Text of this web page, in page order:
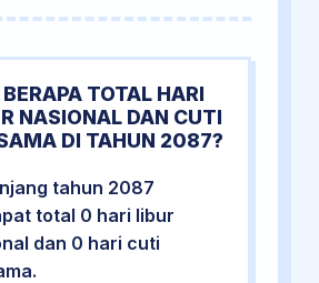
TOTAL HARI
NASIONAL DAN CUTI
DI TAHUN 2087?
tahun 2087
total 0 hari libur
dan 0 hari cuti